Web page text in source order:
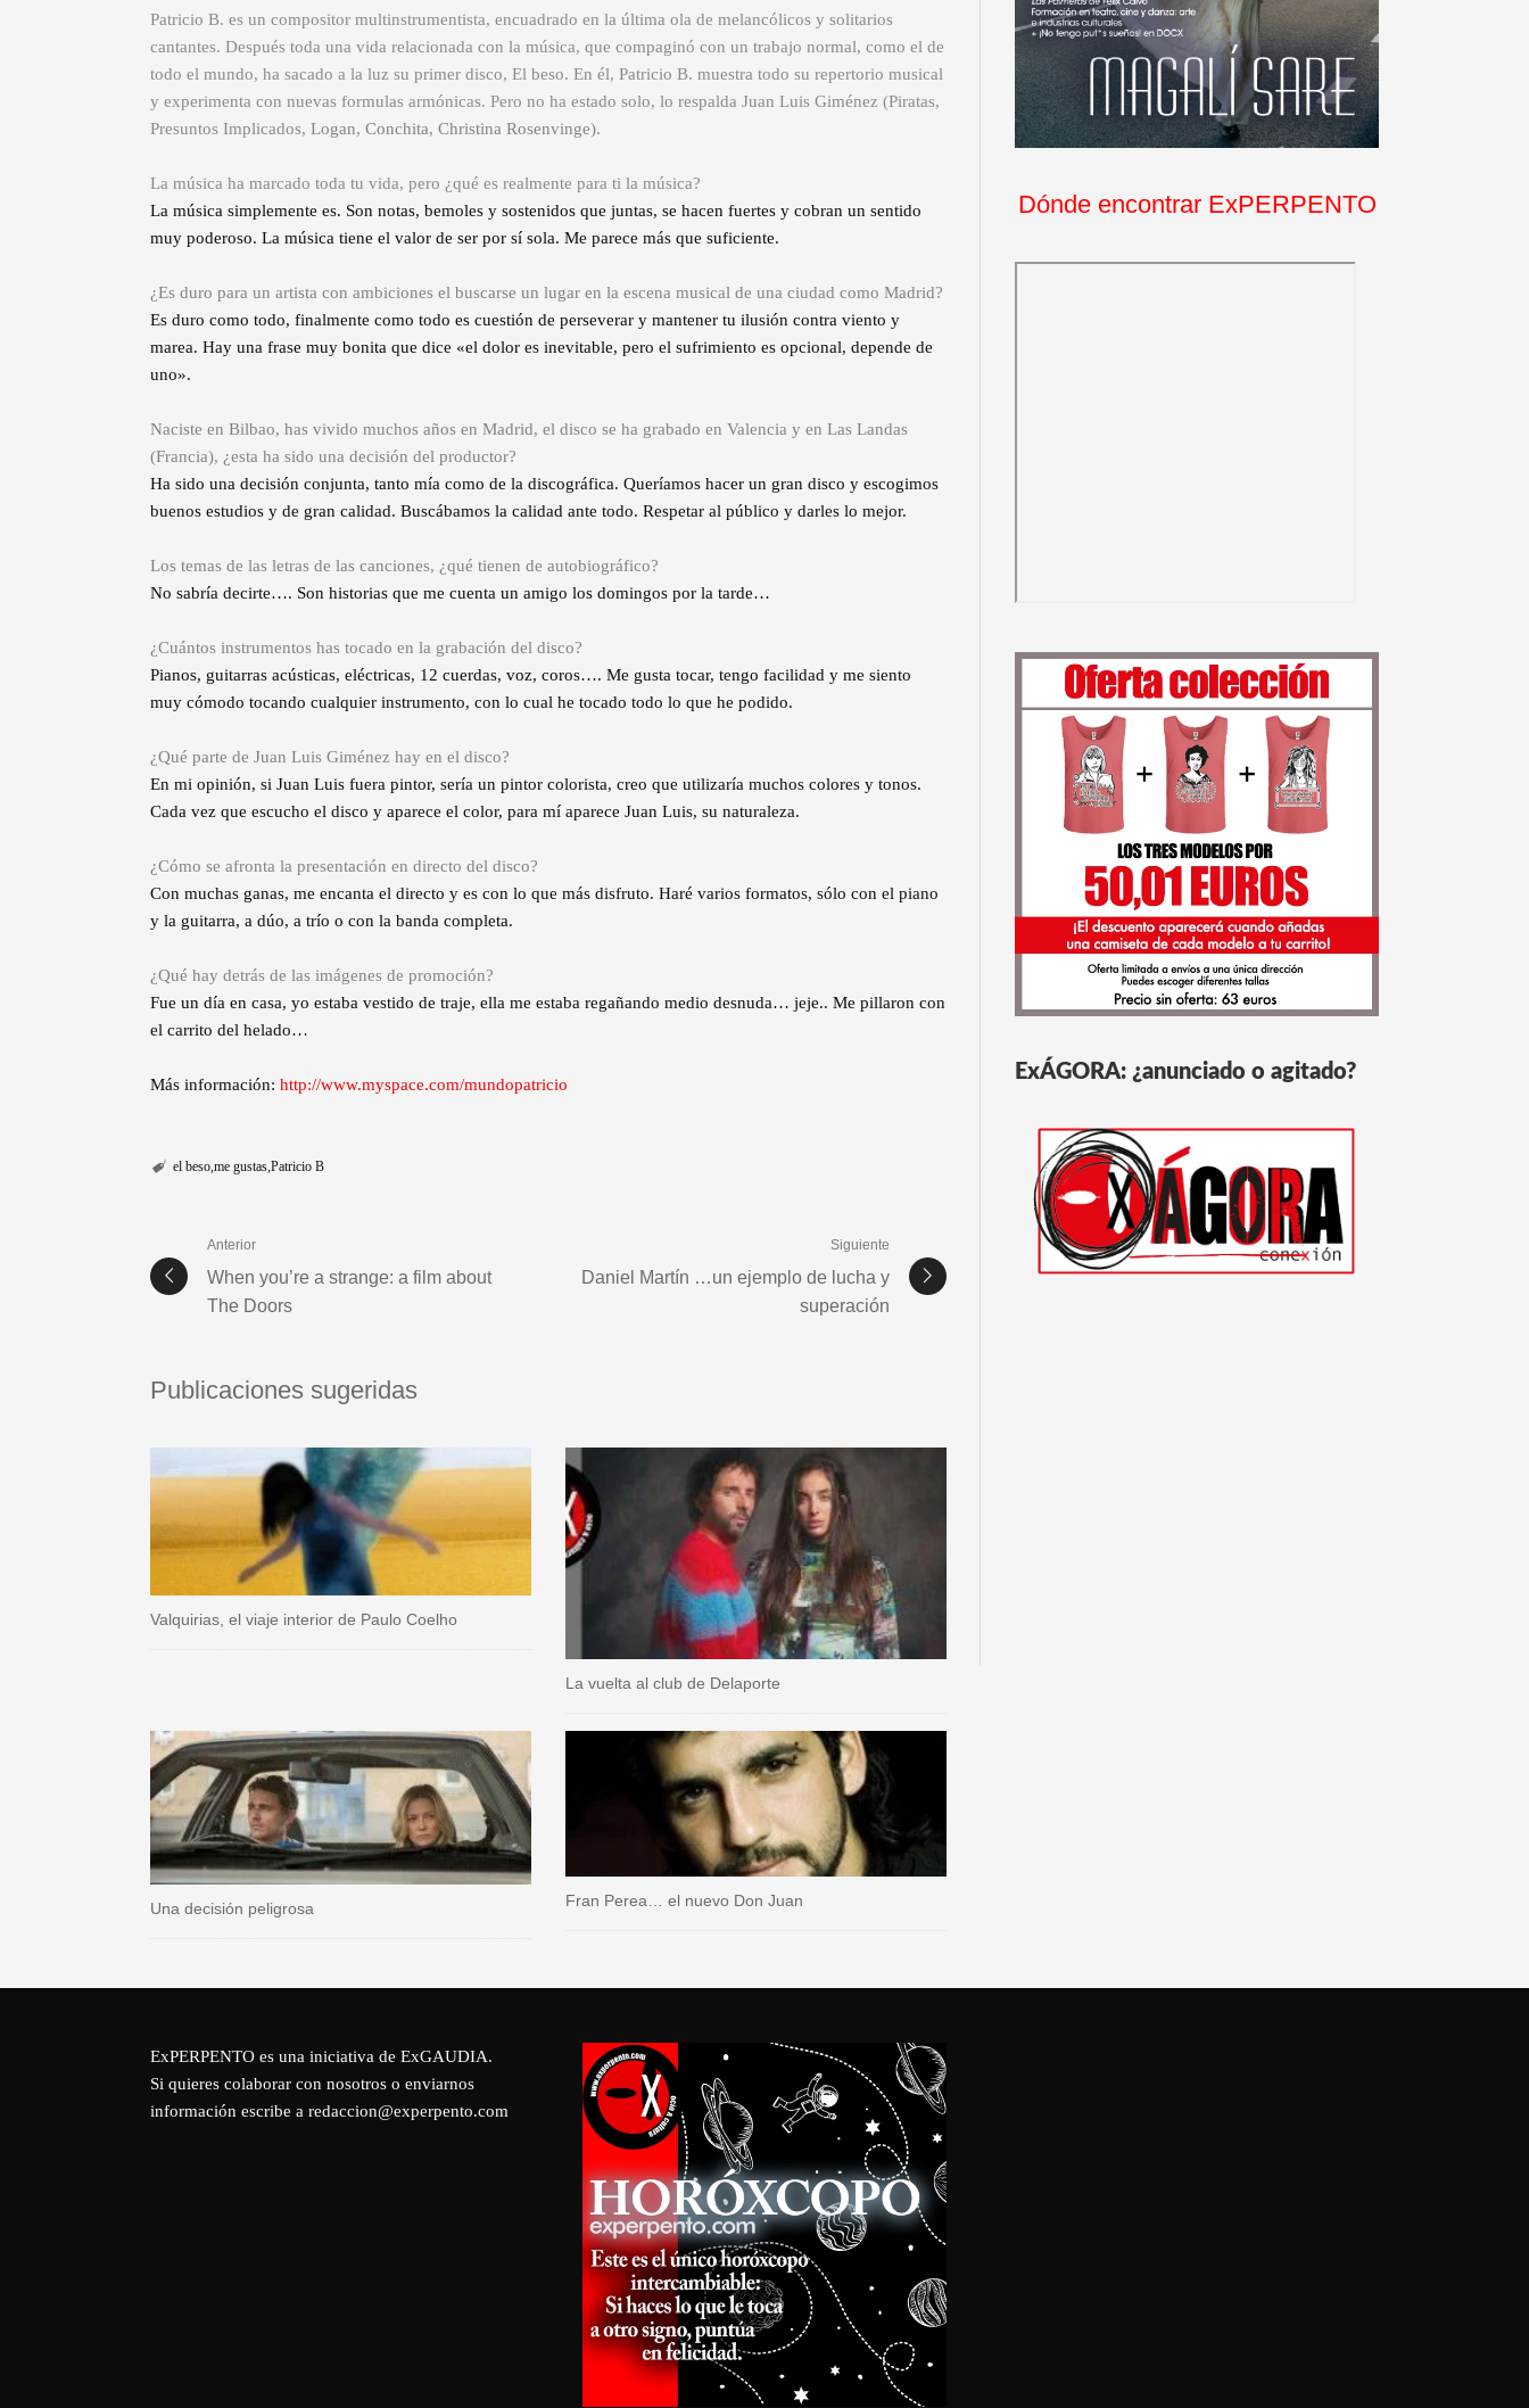
Patricio B. es un compositor multinstrumentista, encuadrado en la última ola de melancólicos y solitarios
cantantes. Después toda una vida relacionada con la música, que compaginó con un trabajo normal, como el de
todo el mundo, ha sacado a la luz su primer disco, El beso. En él, Patricio B. muestra todo su repertorio musical
y experimenta con nuevas formulas armónicas. Pero no ha estado solo, lo respalda Juan Luis Giménez (Piratas,
Presuntos Implicados, Logan, Conchita, Christina Rosenvinge).
La música ha marcado toda tu vida, pero ¿qué es realmente para ti la música?
La música simplemente es. Son notas, bemoles y sostenidos que juntas, se hacen fuertes y cobran un sentido
muy poderoso. La música tiene el valor de ser por sí sola. Me parece más que suficiente.
¿Es duro para un artista con ambiciones el buscarse un lugar en la escena musical de una ciudad como Madrid?
Es duro como todo, finalmente como todo es cuestión de perseverar y mantener tu ilusión contra viento y
marea. Hay una frase muy bonita que dice «el dolor es inevitable, pero el sufrimiento es opcional, depende de
uno».
Naciste en Bilbao, has vivido muchos años en Madrid, el disco se ha grabado en Valencia y en Las Landas
(Francia), ¿esta ha sido una decisión del productor?
Ha sido una decisión conjunta, tanto mía como de la discográfica. Queríamos hacer un gran disco y escogimos
buenos estudios y de gran calidad. Buscábamos la calidad ante todo. Respetar al público y darles lo mejor.
Los temas de las letras de las canciones, ¿qué tienen de autobiográfico?
No sabría decirte…. Son historias que me cuenta un amigo los domingos por la tarde…
¿Cuántos instrumentos has tocado en la grabación del disco?
Pianos, guitarras acústicas, eléctricas, 12 cuerdas, voz, coros…. Me gusta tocar, tengo facilidad y me siento
muy cómodo tocando cualquier instrumento, con lo cual he tocado todo lo que he podido.
¿Qué parte de Juan Luis Giménez hay en el disco?
En mi opinión, si Juan Luis fuera pintor, sería un pintor colorista, creo que utilizaría muchos colores y tonos.
Cada vez que escucho el disco y aparece el color, para mí aparece Juan Luis, su naturaleza.
¿Cómo se afronta la presentación en directo del disco?
Con muchas ganas, me encanta el directo y es con lo que más disfruto. Haré varios formatos, sólo con el piano
y la guitarra, a dúo, a trío o con la banda completa.
¿Qué hay detrás de las imágenes de promoción?
Fue un día en casa, yo estaba vestido de traje, ella me estaba regañando medio desnuda… jeje.. Me pillaron con
el carrito del helado…
Más información: http://www.myspace.com/mundopatricio
el beso me gustas Patricio B
Anterior
When you’re a strange: a film about
The Doors
Siguiente
Daniel Martín …un ejemplo de lucha y
superación
Publicaciones sugeridas
Valquirias, el viaje interior de Paulo Coelho
La vuelta al club de Delaporte
Una decisión peligrosa Fran Perea… el nuevo Don Juan
Dónde encontrar ExPERPENTO
ExÁGORA: ¿anunciado o agitado?
ExPERPENTO es una iniciativa de ExGAUDIA.
Si quieres colaborar con nosotros o enviarnos
información escribe a redaccion@experpento.com